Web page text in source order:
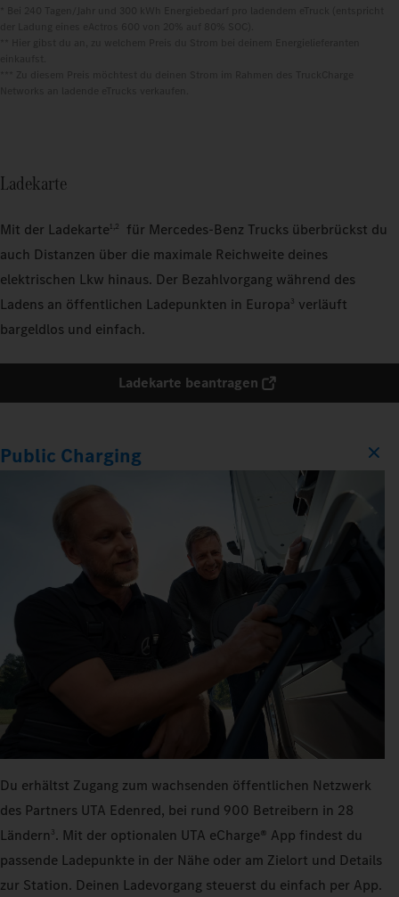
Ladekarte
Mit der Ladekarte1,2
für Mercedes‑Benz Trucks überbrückst du
auch Distanzen über die maximale Reichweite deines
elektrischen Lkw hinaus. Der Bezahlvorgang während des
Ladens an öffentlichen Ladepunkten in Europa3 verläuft
bargeldlos und einfach.
Ladekarte beantragen
Public Charging
Du erhältst Zugang zum wachsenden öffentlichen Netzwerk
des Partners UTA Edenred, bei rund 900 Betreibern in 28
Ländern 3. Mit der optionalen UTA eCharge® App findest du
passende Ladepunkte in der Nähe oder am Zielort und Details
zur Station. Deinen Ladevorgang steuerst du einfach per App.